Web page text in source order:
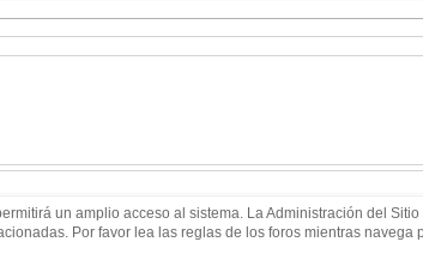
un amplio acceso al sistema. La Administración del
Por favor lea las reglas de los foros mientras navega